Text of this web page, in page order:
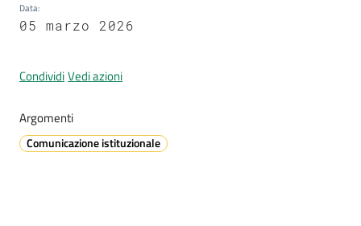
Sassuolo
A
l
l
Data:
05 marzo 2026
CondividiVedi azioni
Argomenti
Comunicazione istituzionale